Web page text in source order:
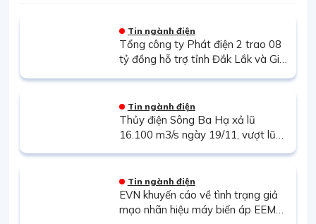
Tin ngành điện
Tổng công ty Phát điện 2 trao 08
tỷ đồng hỗ trợ tỉnh Đắk Lắk và Gia
Tin ngành điện
Thủy điện Sông Ba Hạ xả lũ
16.100 m3/s ngày 19/11, vượt lũ
Tin ngành điện
EVN khuyến cáo về tình trạng giả
mạo nhãn hiệu máy biến áp EEMC